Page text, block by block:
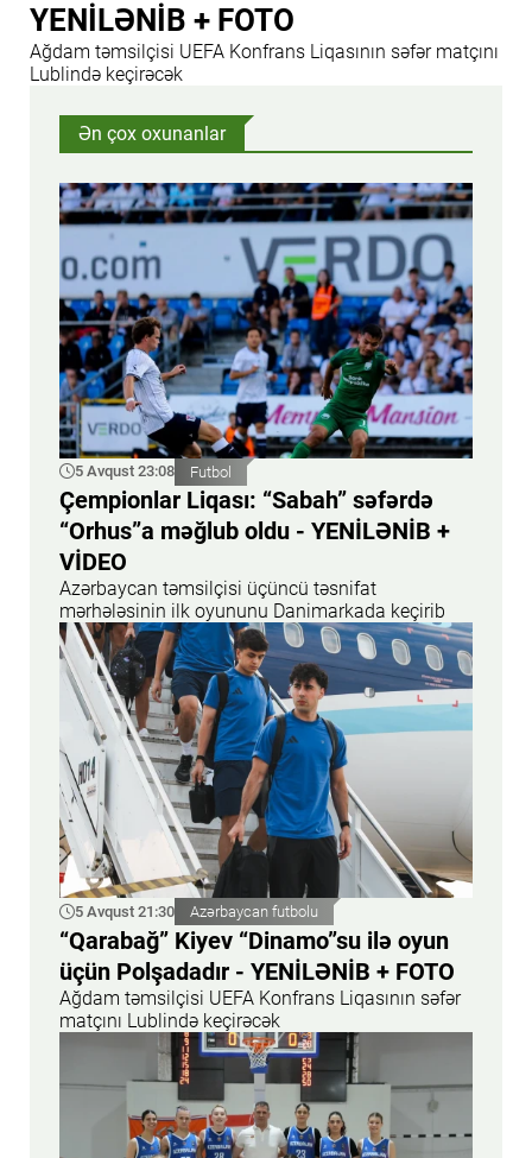
YENİLƏNİB + FOTO
Ağdam təmsilçisi UEFA Konfrans Liqasının səfər matçını
Lublində keçirəcək
Ən çox oxunanlar
5 Avqust 23:08 Futbol
Çempionlar Liqası: “Sabah” səfərdə
“Orhus”a məğlub oldu - YENİLƏNİB +
VİDEO
Azərbaycan təmsilçisi üçüncü təsnifat
mərhələsinin ilk oyununu Danimarkada keçirib
5 Avqust 21:30 Azərbaycan futbolu
“Qarabağ” Kiyev “Dinamo”su ilə oyun
üçün Polşadadır - YENİLƏNİB + FOTO
Ağdam təmsilçisi UEFA Konfrans Liqasının səfər
matçını Lublində keçirəcək